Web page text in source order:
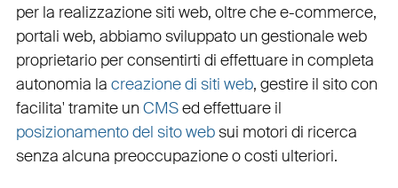
per la realizzazione siti web, oltre chee-commerce,
portali web, abbiamo sviluppato un gestionale web
proprietario per consentirti di effettuare in completa
autonomia la creazione di siti web, gestire il sito con
facilita' tramite un CMSed effettuare il
posizionamento del sito websui motori di ricerca
senza alcuna preoccupazione o costi ulteriori.